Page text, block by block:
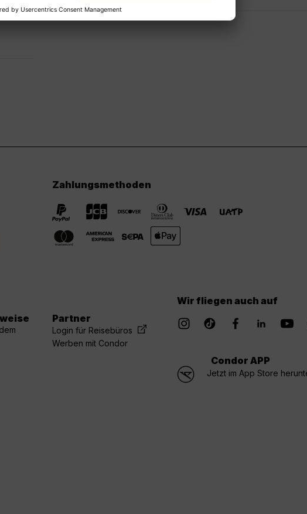
Zahlungsmethoden
Partner
Login für Reisebüros
Werben mit Condor
Wir fliegen auch auf
Condor APP
Jetzt im App Store